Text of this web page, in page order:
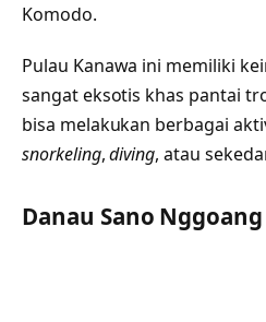
Komodo.
Pulau Kanawa ini memiliki
sangat eksotis khas pantai
bisa melakukan berbagai
snorkeling,diving, atau
Danau Sano Nggoang